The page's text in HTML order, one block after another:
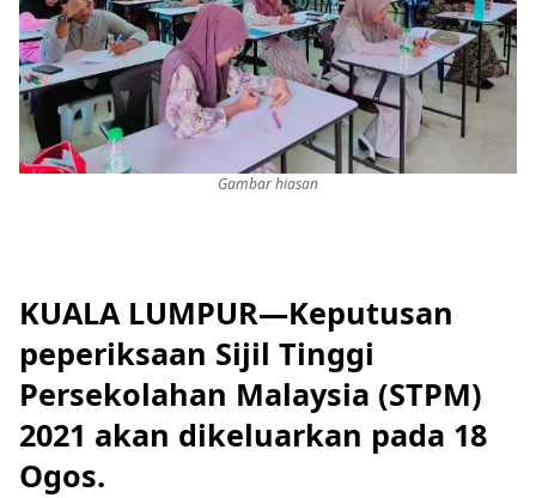
Gambar hiasan
KUALA LUMPUR—Keputusan
peperiksaan Sijil Tinggi
Persekolahan Malaysia (STPM)
2021 akan dikeluarkan pada 18
Ogos.